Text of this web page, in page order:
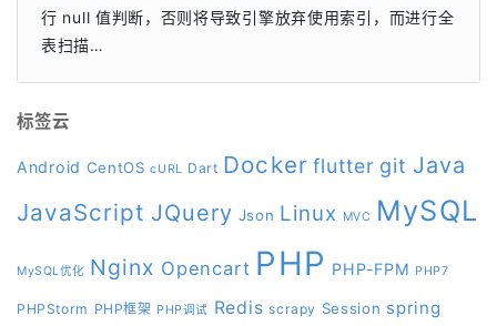
行 null 值判断，否则将导致引擎放弃使用索引，而进行全
表扫描…
标签云
Android CentOS cURL Dart Docker flutter git Java
JavaScript JQuery Json Linux MVC MySQL
MySQL优化 Nginx Opencart PHP PHP-FPM PHP7
PHPStorm PHP框架 PHP调试 Redis scrapy Session spring